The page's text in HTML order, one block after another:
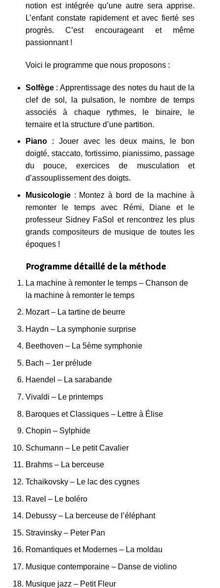
notion est intégrée qu’une autre sera apprise.
L’enfant constate rapidement et avec fierté ses
progrès. C’est encourageant et même
passionnant !
Voici le programme que nous proposons :
Solfège: Apprentissage des notes du haut de la
clef de sol, la pulsation, le nombre de temps
associés à chaque rythmes, le binaire, le
ternaire et la structure d’une partition.
Piano: Jouer avec les deux mains, le bon
doigté, staccato, fortissimo, pianissimo, passage
du pouce, exercices de musculation et
d’assouplissement des doigts.
Musicologie: Montez à bord de la machine à
remonter le temps avec Rémi, Diane et le
professeur Sidney FaSol et rencontrez les plus
grands compositeurs de musique de toutes les
époques !
Programme détaillé de la méthode
La machine à remonter le temps – Chanson de
la machine à remonter le temps
Mozart – La tartine de beurre
Haydn – La symphonie surprise
Beethoven – La 5ème symphonie
Bach – 1er prélude
Haendel – La sarabande
Vivaldi – Le printemps
Baroques et Classiques – Lettre à Élise
Chopin – Sylphide
Schumann – Le petit Cavalier
Brahms – La berceuse
Tchaikovsky – Le lac des cygnes
Ravel – Le boléro
Debussy – La berceuse de l’éléphant
Stravinsky – Peter Pan
Romantiques et Modernes – La moldau
Musique contemporaine – Danse de violino
Musique jazz – Petit Fleur